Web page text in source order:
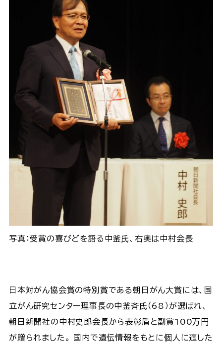
写真：受賞の喜びどを語る中釜氏、右奥は中村会長
日本対がん協会賞の特別賞である朝日がん大賞には、国
立がん研究センター理事長の中釜斉氏（68）が選ばれ、
朝日新聞社の中村史郎会長から表彰盾と副賞100万円
が贈られました。 国内で遺伝情報をもとに個人に適した